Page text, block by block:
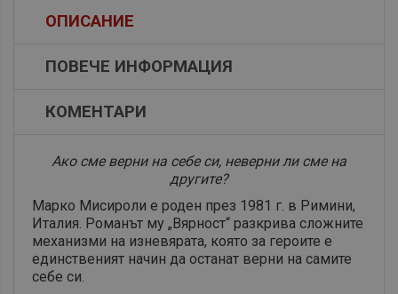
ОПИСАНИЕ
ПОВЕЧЕ ИНФОРМАЦИЯ
КОМЕНТАРИ
Ако сме верни на себе си, неверни ли сме на
другите?
Марко Мисироли е роден през 1981 г. в Римини,
Италия. Романът му „Вярност“ разкрива сложните
механизми на изневярата, която за героите е
единственият начин да останат верни на самите
себе си.